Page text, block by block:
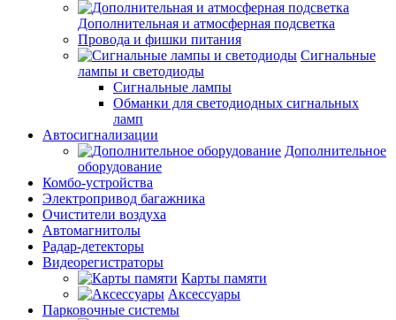
Дополнительная и атмосферная подсветка
Провода и фишки питания
Cигнальные
лампы и светодиоды
Сигнальные лампы
Обманки для светодиодных сигнальных
ламп
Автосигнализации
Дополнительное
оборудование
Комбо-устройства
Электропривод багажника
Очистители воздуха
Автомагнитолы
Радар-детекторы
Видеорегистраторы
Карты памяти
Аксессуары
Парковочные системы